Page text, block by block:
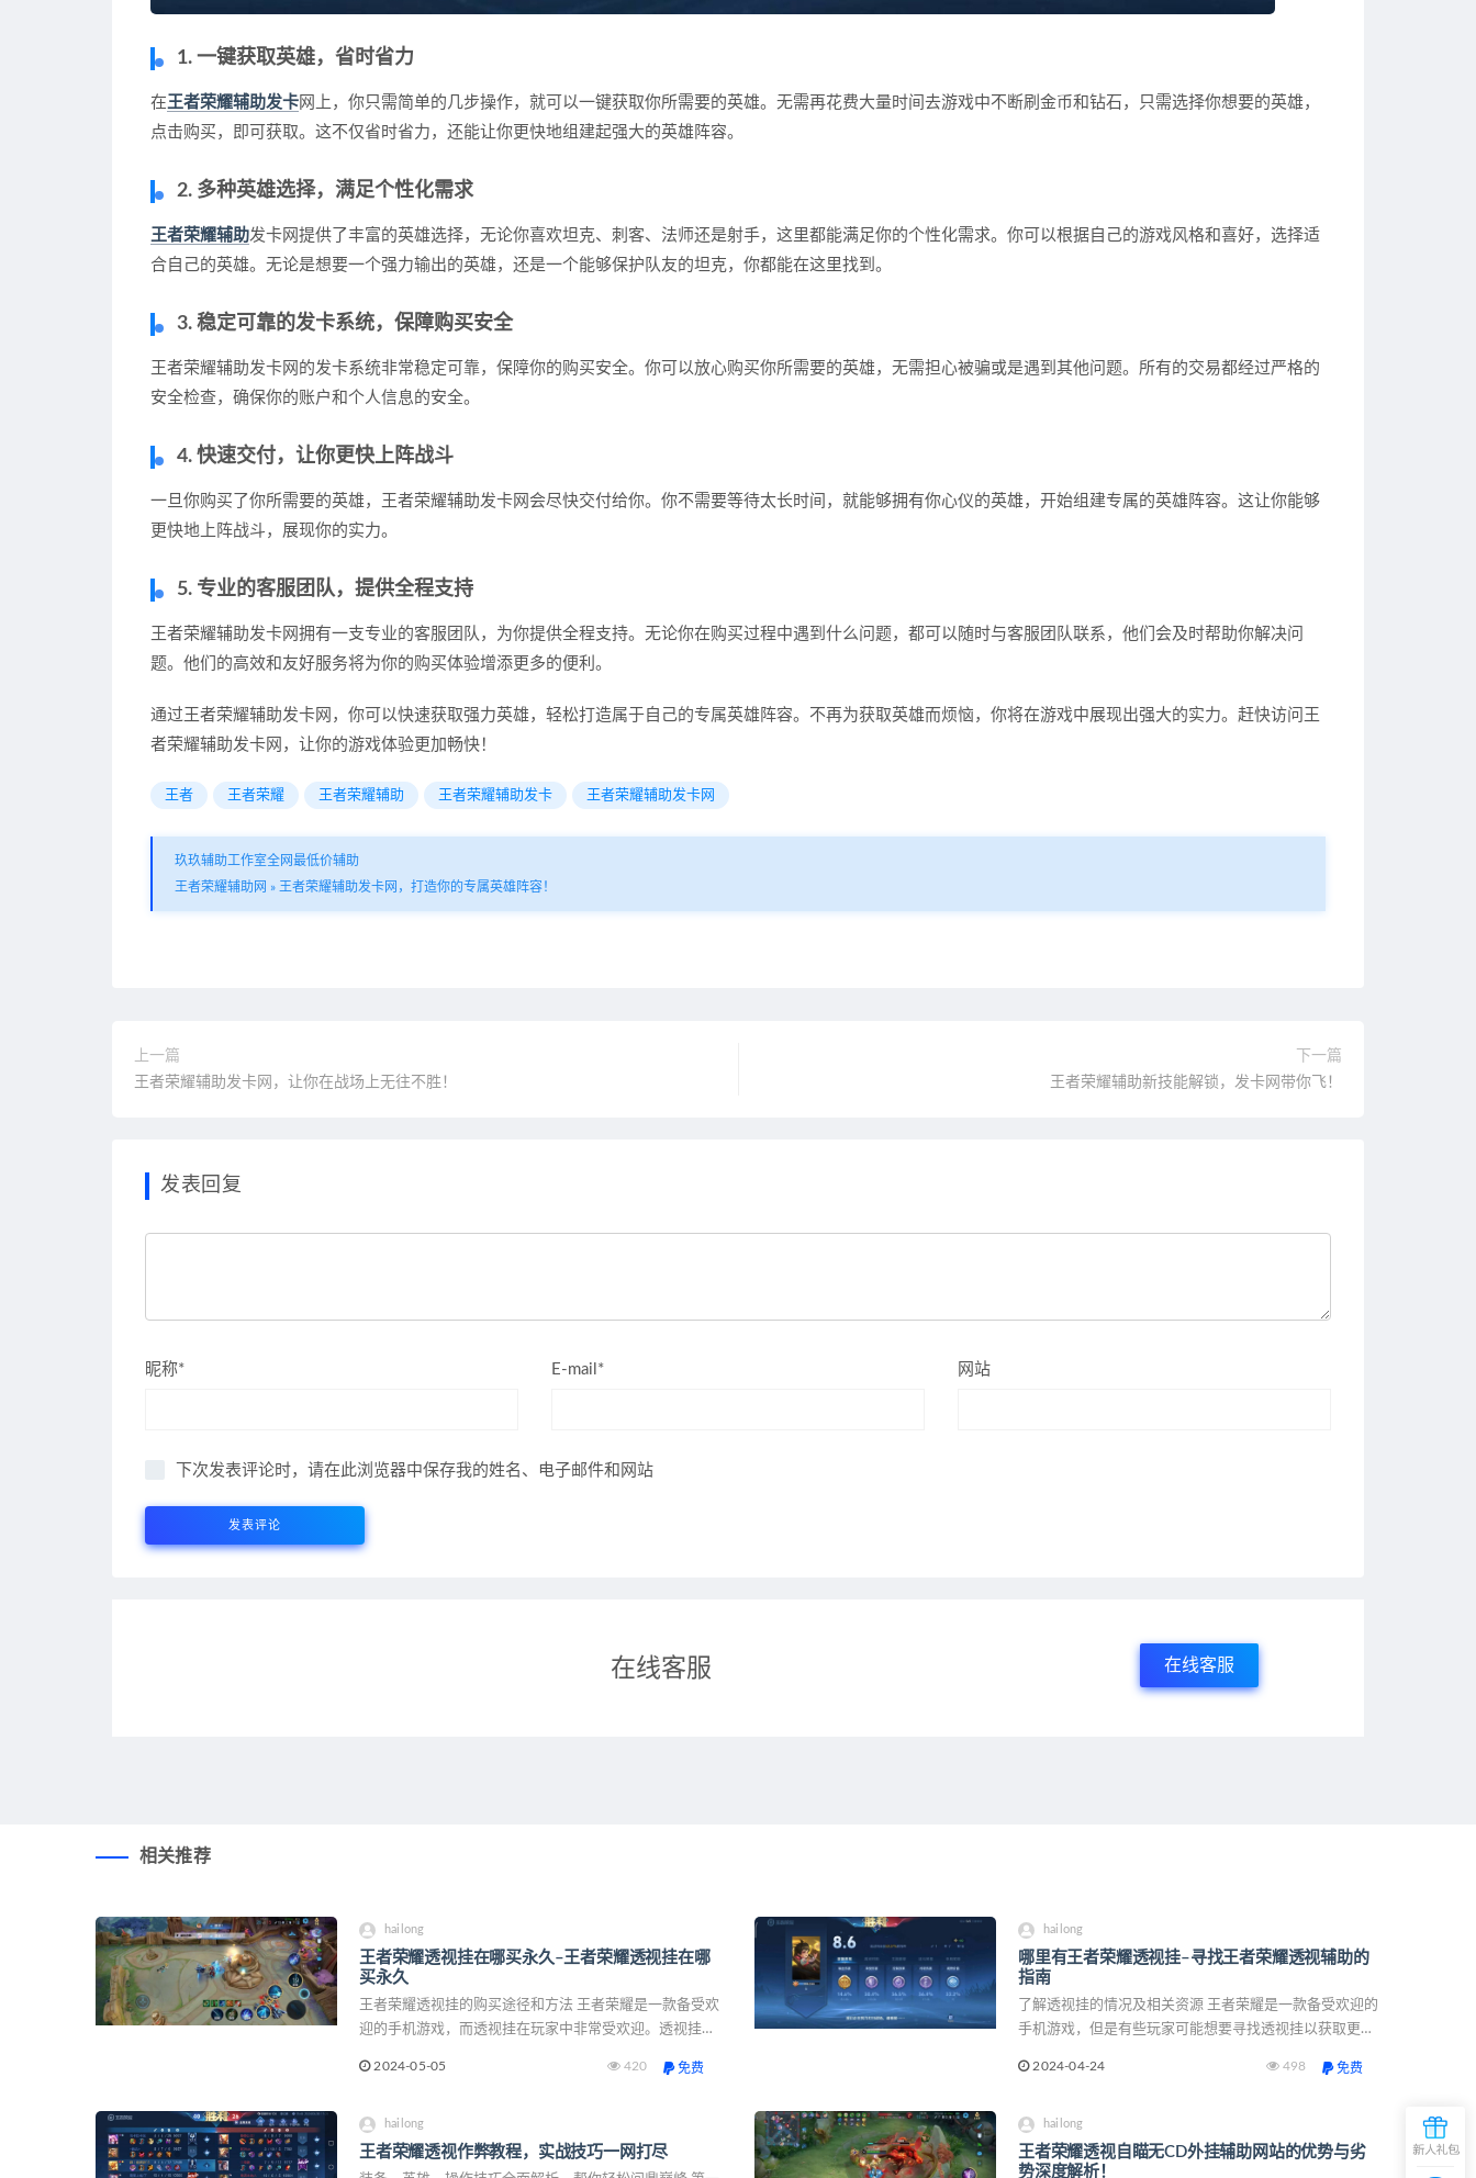
1. 一键获取英雄，省时省力
在王者荣耀辅助发卡网上，你只需简单的几步操作，就可以一键获取你所需要的英雄。无需再花费大量时间去游戏中不断刷金币和钻石，只需选择你想要的英雄，
点击购买，即可获取。这不仅省时省力，还能让你更快地组建起强大的英雄阵容。
2. 多种英雄选择，满足个性化需求
王者荣耀辅助发卡网提供了丰富的英雄选择，无论你喜欢坦克、刺客、法师还是射手，这里都能满足你的个性化需求。你可以根据自己的游戏风格和喜好，选择适
合自己的英雄。无论是想要一个强力输出的英雄，还是一个能够保护队友的坦克，你都能在这里找到。
3. 稳定可靠的发卡系统，保障购买安全
王者荣耀辅助发卡网的发卡系统非常稳定可靠，保障你的购买安全。你可以放心购买你所需要的英雄，无需担心被骗或是遇到其他问题。所有的交易都经过严格的
安全检查，确保你的账户和个人信息的安全。
4. 快速交付，让你更快上阵战斗
一旦你购买了你所需要的英雄，王者荣耀辅助发卡网会尽快交付给你。你不需要等待太长时间，就能够拥有你心仪的英雄，开始组建专属的英雄阵容。这让你能够
更快地上阵战斗，展现你的实力。
5. 专业的客服团队，提供全程支持
王者荣耀辅助发卡网拥有一支专业的客服团队，为你提供全程支持。无论你在购买过程中遇到什么问题，都可以随时与客服团队联系，他们会及时帮助你解决问
题。他们的高效和友好服务将为你的购买体验增添更多的便利。
通过王者荣耀辅助发卡网，你可以快速获取强力英雄，轻松打造属于自己的专属英雄阵容。不再为获取英雄而烦恼，你将在游戏中展现出强大的实力。赶快访问王
者荣耀辅助发卡网，让你的游戏体验更加畅快！
王者 王者荣耀 王者荣耀辅助 王者荣耀辅助发卡 王者荣耀辅助发卡网
玖玖辅助工作室全网最低价辅助
王者荣耀辅助网 » 王者荣耀辅助发卡网，打造你的专属英雄阵容！
上一篇
王者荣耀辅助发卡网，让你在战场上无往不胜！
下一篇
王者荣耀辅助新技能解锁，发卡网带你飞！
发表回复
昵称* E-mail* 网站
下次发表评论时，请在此浏览器中保存我的姓名、电子邮件和网站
在线客服 在线客服
相关推荐
hailong
王者荣耀透视挂在哪买永久–王者荣耀透视挂在哪
买永久
王者荣耀透视挂的购买途径和方法 王者荣耀是一款备受欢
迎的手机游戏，而透视挂在玩家中非常受欢迎。透视挂可
王者荣耀透视挂在哪买永久呢？本文将为你介绍透视挂
2024-05-05 420 免费
hailong
哪里有王者荣耀透视挂–寻找王者荣耀透视辅助的
指南
了解透视挂的情况及相关资源 王者荣耀是一款备受欢迎的
手机游戏，但是有些玩家可能想要寻找透视挂以获取更多
2024-04-24 498 免费
hailong
王者荣耀透视作弊教程，实战技巧一网打尽
hailong
王者荣耀透视自瞄无CD外挂辅助网站的优势与劣
势深度解析！